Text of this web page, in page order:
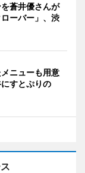
蒼井優さんが
ーバー」、渋
ニューも用意
すとぷりの